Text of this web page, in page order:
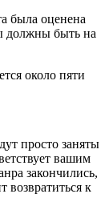
была оценена
должны быть на
около пяти
просто заняты
вашим
закончились,
возвратиться к